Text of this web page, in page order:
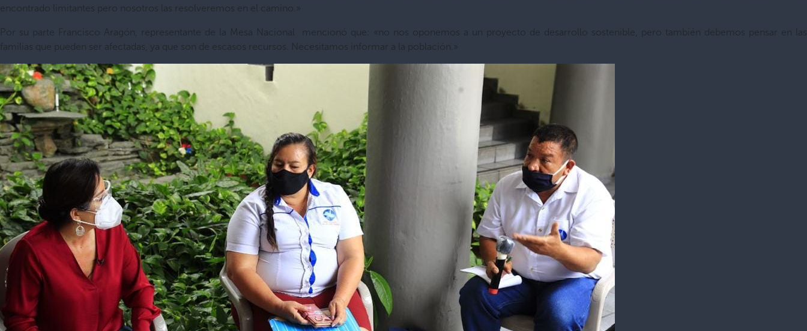
encontrado limitantes pero nosotros las resolveremos en el camino.»
Por su parte Francisco Aragón, representante de la Mesa Nacional mencionó que: «no nos oponemos a un proyecto de desarrollo sostenible, pero también debemos pensar en las
familias que pueden ser afectadas, ya que son de escasos recursos. Necesitamos informar a la población.»